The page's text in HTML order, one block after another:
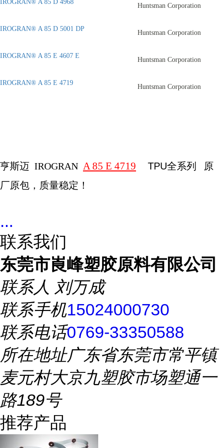
IROGRAN® A 85 D 4968
Huntsman Corporation
IROGRAN® A 85 D 5001 DP
Huntsman Corporation
IROGRAN® A 85 E 4607 E
Huntsman Corporation
IROGRAN® A 85 E 4719
Huntsman Corporation
亨斯迈 IROGRAN A 85 E 4719 TPU全系列
原
厂原包，质量稳定！
...
联系我们
东莞市崀峰塑胶原料有限公司
联系人 刘万成
联系手机15024000730
联系电话0769-33350588
所在地址广东省东莞市常平镇
麦元村大京九塑胶市场塑通一
路189号
推荐产品